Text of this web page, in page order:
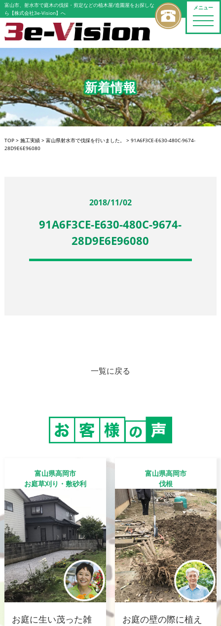
メニュー
toggle
富山市、射水市で庭木の伐採・剪定などの植木屋/造園屋をお探しな
ら【株式会社3e-Vision】へ
新着情報
TOP> 施工実績> 富山県射水市で伐採を行いました。 > 91A6F3CE-E630-480C-9674-
28D9E6E96080
2018/11/02
91A6F3CE-E630-480C-9674-
28D9E6E96080
一覧に戻る
富山県高岡市
お庭草刈り・敷砂利
お庭に生い茂った雑
富山県高岡市
伐根
お庭の壁の際に植え